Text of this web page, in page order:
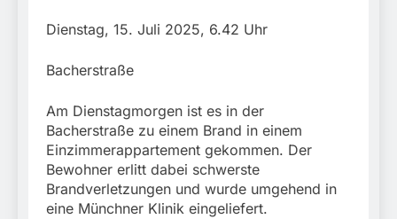
(Sendling)
5. August 2026
Dienstag, 15. Juli 2025, 6.42 Uhr
Bacherstraße
Am Dienstagmorgen ist es in der
Bacherstraße zu einem Brand in einem
Einzimmerappartement gekommen. Der
Bewohner erlitt dabei schwerste
Brandverletzungen und wurde umgehend in
eine Münchner Klinik eingeliefert.